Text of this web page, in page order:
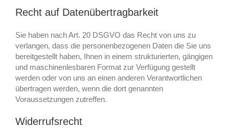
Recht auf Datenübertragbarkeit
Sie haben nach Art. 20 DSGVO das Recht von uns zu
verlangen, dass die personenbezogenen Daten die Sie uns
bereitgestellt haben, Ihnen in einem strukturierten, gängigen
und maschinenlesbaren Format zur Verfügung gestellt
werden oder von uns an einen anderen Verantwortlichen
übertragen werden, wenn die dort genannten
Voraussetzungen zutreffen.
Widerrufsrecht